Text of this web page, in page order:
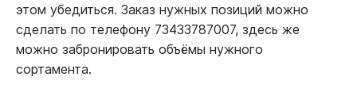
этом убедиться. Заказ нужных позиций можно
сделать по телефону 73433787007, здесь же
можно забронировать объёмы нужного
сортамента.